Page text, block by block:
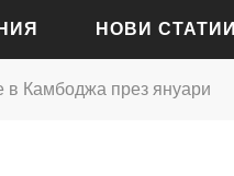
НОВИ СТАТИИ
в Камбоджа през януари